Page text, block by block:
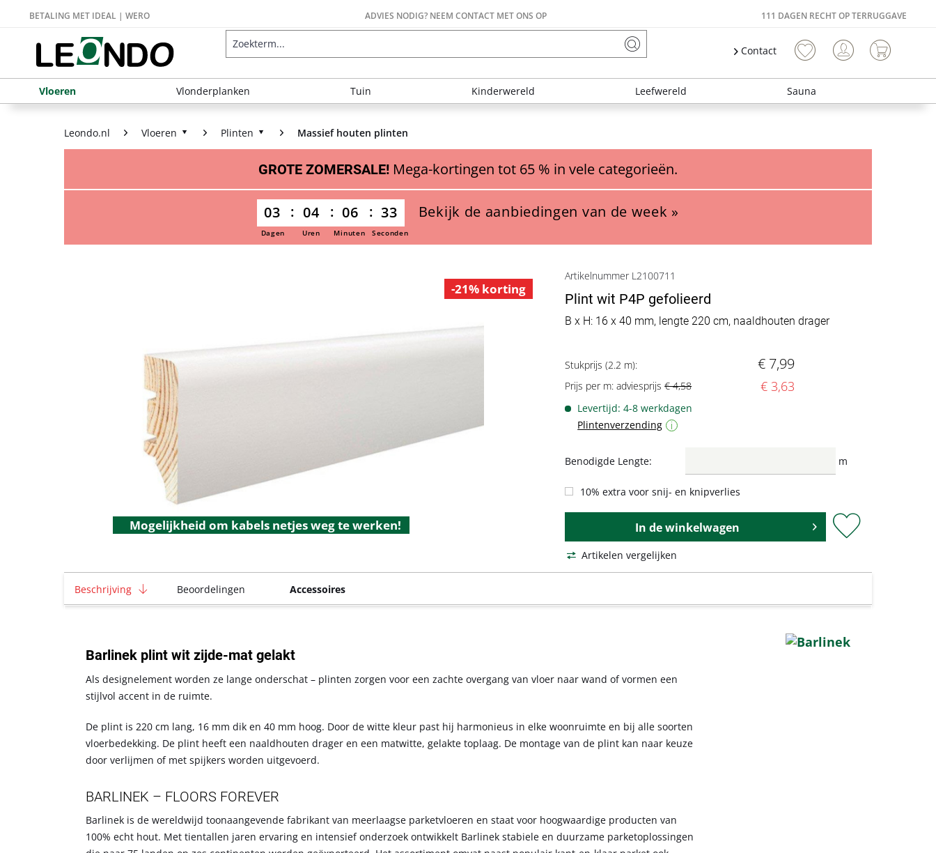
BETALING MET IDEAL | WERO ADVIES NODIG? NEEM CONTACT MET ONS OP 111 DAGEN RECHT OP TERRUGGAVE
Contact
Vloeren Vlonderplanken Tuin Kinderwereld Leefwereld Sauna
Leondo.nl Vloeren Plinten Massief houten plinten
GROTE ZOMERSALE! Mega-kortingen tot 65 % in vele categorieën.
03 04 06 32
Dagen Uren Minuten Seconden
Bekijk de aanbiedingen van de week »
-21% korting
Mogelijkheid om kabels netjes weg te werken!
Artikelnummer L2100711
Plint wit P4P gefolieerd
B x H: 16 x 40 mm, lengte 220 cm, naaldhouten drager
Stukprijs (2.2 m): € 7,99
Prijs per m: adviesprijs€ 4,58 € 3,63
Levertijd: 4-8 werkdagen
Plintenverzending
i
Benodigde Lengte: m
10% extra voor snij- en knipverlies
In de winkelwagen
Artikelen vergelijken
Beschrijving Beoordelingen Accessoires
Barlinek plint wit zijde-mat gelakt
Als designelement worden ze lange onderschat – plinten zorgen voor een zachte overgang van vloer naar wand of vormen een
stijlvol accent in de ruimte.
De plint is 220 cm lang, 16 mm dik en 40 mm hoog. Door de witte kleur past hij harmonieus in elke woonruimte en bij alle soorten
vloerbedekking. De plint heeft een naaldhouten drager en een matwitte, gelakte toplaag. De montage van de plint kan naar keuze
door verlijmen of met spijkers worden uitgevoerd.
BARLINEK – FLOORS FOREVER
Barlinek is de wereldwijd toonaangevende fabrikant van meerlaagse parketvloeren en staat voor hoogwaardige producten van
100% echt hout. Met tientallen jaren ervaring en intensief onderzoek ontwikkelt Barlinek stabiele en duurzame parketoplossingen